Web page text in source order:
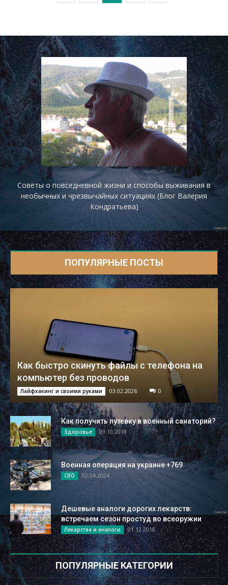
Советы о повседневной жизни и способы выживания в
необычных и чрезвычайных ситуациях (Блог Валерия
Кондратьева)
ПОПУЛЯРНЫЕ ПОСТЫ
Как быстро скинуть файлы с телефона на
компьютер без проводов
Лайфхакинг и своими руками 03.02.2026 0
Как получить путевку в военный санаторий?
Здоровье 09.10.2018
Военная операция на украине +769
СВО 02.04.2024
Дешевые аналоги дорогих лекарств:
встречаем сезон простуд во всеоружии
Лекарства и аналоги 01.12.2018
ПОПУЛЯРНЫЕ КАТЕГОРИИ